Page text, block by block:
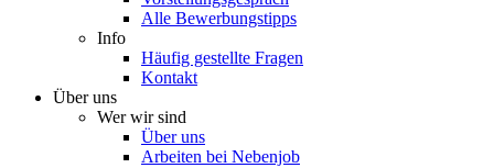
Alle Bewerbungstipps
Info
Häufig gestellte Fragen
Kontakt
Über uns
Wer wir sind
Über uns
Arbeiten bei Nebenjob